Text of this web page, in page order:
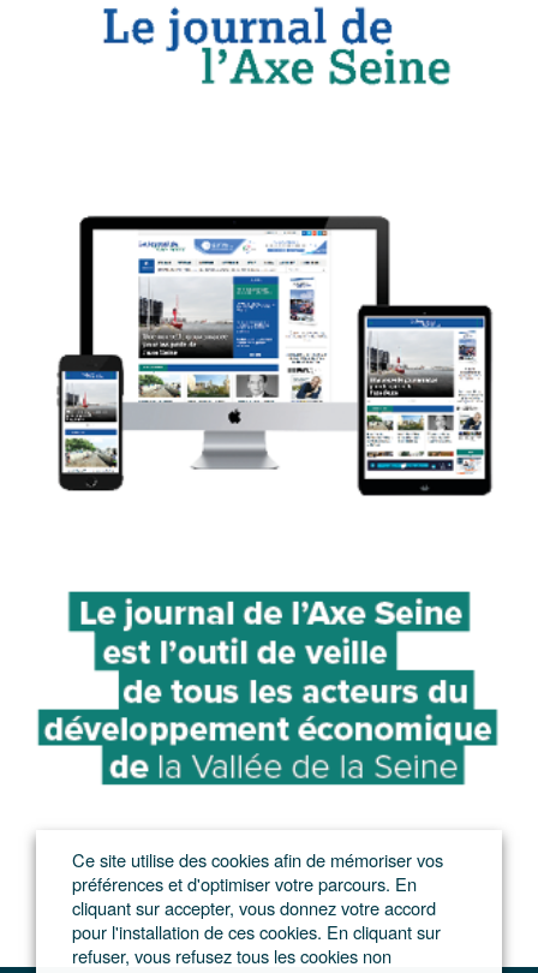
Ce site utilise des cookies afin de mémoriser vos
préférences et d'optimiser votre parcours. En
cliquant sur accepter, vous donnez votre accord
pour l'installation de ces cookies. En cliquant sur
refuser, vous refusez tous les cookies non